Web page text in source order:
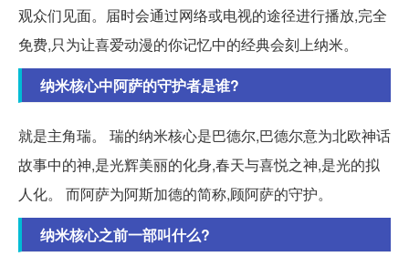
观众们见面。届时会通过网络或电视的途径进行播放,完全
免费,只为让喜爱动漫的你记忆中的经典会刻上纳米。
纳米核心中阿萨的守护者是谁?
就是主角瑞。 瑞的纳米核心是巴德尔,巴德尔意为北欧神话
故事中的神,是光辉美丽的化身,春天与喜悦之神,是光的拟
人化。 而阿萨为阿斯加德的简称,顾阿萨的守护。
纳米核心之前一部叫什么?